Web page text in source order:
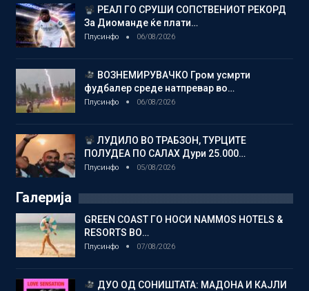
РЕАЛ ГО СРУШИ СОПСТВЕНИОТ РЕКОРД
За Диоманде ќе плати…
Плусинфо 06/08/2026
ВОЗНЕМИРУВАЧКО Гром усмрти
фудбалер среде натпревар во…
Плусинфо 06/08/2026
ЛУДИЛО ВО ТРАБЗОН, ТУРЦИТЕ
ПОЛУДЕА ПО САЛАХ Дури 25.000…
Плусинфо 05/08/2026
Галерија
GREEN COAST ГО НОСИ NAMMOS HOTELS &
RESORTS ВО…
Плусинфо 07/08/2026
ДУО ОД СОНИШТАТА: МАДОНА И КАЈЛИ